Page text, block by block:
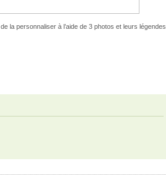
la personnaliser à l’aide de 3 photos et leurs légendes.